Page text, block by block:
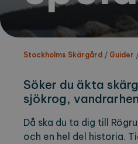
Stockholms Skärgård / Guider
Söker du äkta
sjökrog,
Då ska du ta dig till
och en hel del historia.